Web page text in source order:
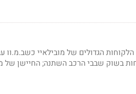
הגדולים של מובילאיי
בשוק שבבי הרכב השתנה; החיישן של